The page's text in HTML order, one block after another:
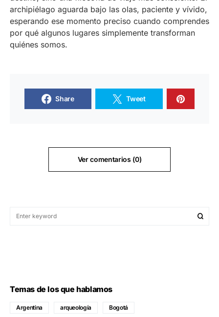
archipiélago aguarda bajo las olas, paciente y vívido,
esperando ese momento preciso cuando comprendes
por qué algunos lugares simplemente transforman
quiénes somos.
Share Tweet
Ver comentarios (0)
Temas de los que hablamos
Argentina arqueología Bogotá